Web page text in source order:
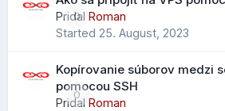
Čo to prináša?
jednoduchší prechod z
lepšie zachovanie telefónov,
0
Pridal Roman
Started 25. August, 2023
0
Kopírovanie súborov medzi
pomocou SSH
Pridal Roman